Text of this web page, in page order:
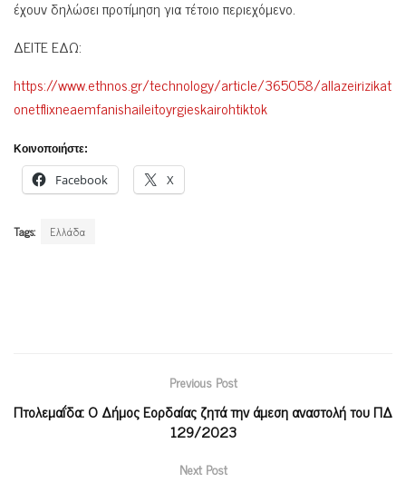
έχουν δηλώσει προτίμηση για τέτοιο περιεχόμενο.
ΔΕΙΤΕ ΕΔΩ:
https://www.ethnos.gr/technology/article/365058/allazeirizikat
onetflixneaemfanishaileitoyrgieskairohtiktok
Κοινοποιήστε:
Facebook X
Tags: Ελλάδα
Previous Post
Πτολεμαΐδα: Ο Δήμος Εορδαίας ζητά την άμεση αναστολή του ΠΔ
129/2023
Next Post